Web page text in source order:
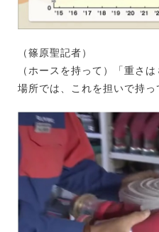
（篠原聖記者）
（ホースを持って）「重さ
場所では、これを担いで持っ